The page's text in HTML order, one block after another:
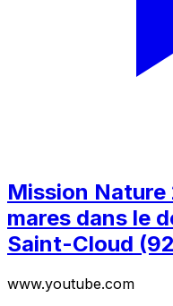
Mission
mares dans le
Saint-Cloud
www.youtube.com